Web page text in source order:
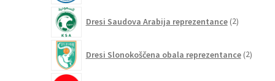
Dresi Saudova Arabija reprezentance 2izdelka
Dresi Slonokoščena obala reprezentance 2izdelka